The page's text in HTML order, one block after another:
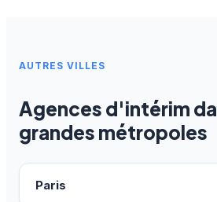
AUTRES VILLES
Agences d'intérim
grandes métropoles
Paris